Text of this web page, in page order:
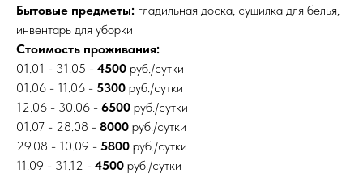
Бытовые предметы: гладильная доска, сушилка для белья,
инвентарь для уборки
Стоимость проживания:
01.01 - 31.05 - 4500 руб./сутки
01.06 - 11.06 - 5300 руб./сутки
12.06 - 30.06 - 6500 руб./сутки
01.07 - 28.08 - 8000 руб./сутки
29.08 - 10.09 - 5800 руб./сутки
11.09 - 31.12 - 4500 руб./сутки